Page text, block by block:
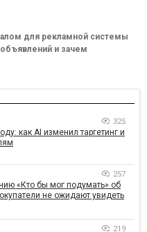
для рекламной системы
и зачем
325
как AI изменил таргетинг и
257
«Кто бы мог подумать» об
не ожидают увидеть
219